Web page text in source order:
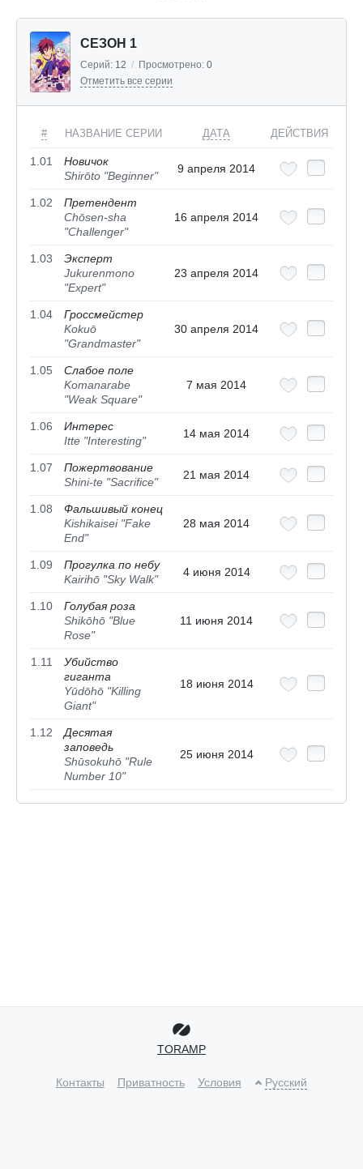
СЕЗОН 1
Серий: 12 / Просмотрено: 0
Отметить все серии
# НАЗВАНИЕ СЕРИИ ДАТА ДЕЙСТВИЯ
1.01
Новичок
Shirōto "Beginner"
9 апреля 2014
1.02
Претендент
Chōsen-sha
"Challenger"
16 апреля 2014
1.03
Эксперт
Jukurenmono
"Expert"
23 апреля 2014
1.04
Гроссмейстер
Kokuō
"Grandmaster"
30 апреля 2014
1.05
Слабое поле
Komanarabe
"Weak Square"
7 мая 2014
1.06
Интерес
Itte "Interesting"
14 мая 2014
1.07
Пожертвование
Shini-te "Sacrifice"
21 мая 2014
1.08
Фальшивый конец
Kishikaisei "Fake
End"
28 мая 2014
1.09
Прогулка по небу
Kairihō "Sky Walk"
4 июня 2014
1.10
Голубая роза
Shikōhō "Blue
Rose"
11 июня 2014
1.11
Убийство
гиганта
Yūdōhō "Killing
Giant"
18 июня 2014
1.12
Десятая
заповедь
Shūsokuhō "Rule
Number 10"
25 июня 2014
TORAMP
Контакты Приватность Условия Русский